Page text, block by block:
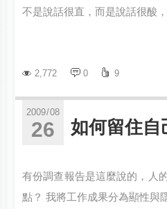
不是說話很直，而是說話很酸
2,772 0 9
如何留住自
2009/08
26
有份調查報告是這麼說的，人
點？ 我將工作成果分為顯性與